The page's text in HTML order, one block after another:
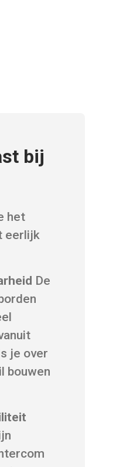
bij
het
eerlijk
De
je over
bouwen